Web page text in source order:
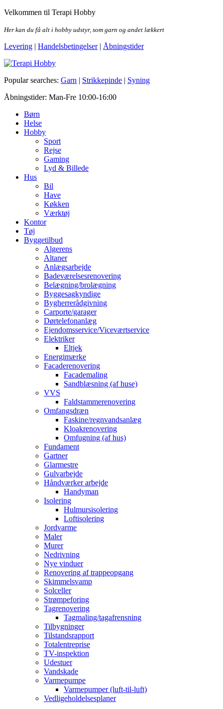
Skip
the
Velkommen til Terapi Hobby
Her kan du få alt i hobby udstyr, som garn og andet lækkert
Levering | Handelsbetingelser| Åbningstider
Terapi Hobby
Popular searches: Garn | Strikkepinde | Syning
Åbningstider: Man-Fre 10:00-16:00
Børn
Helse
Hobby
Sport
Rejse
Gaming
Lyd & Billede
Hus
Bil
Have
Køkken
Værktøj
Kontor
Tøj
Byggetilbud
Algerens
Altaner
Anlægsarbejde
Badeværelsesrenovering
Belægning/brolægning
Byggesagkyndige
Bygherrerådgivning
Carporte/garager
Dørtelefonanlæg
Ejendomsservice/Viceværtservice
Elektriker
Eltjek
Energimærke
Facaderenovering
Facademaling
Sandblæsning (af huse)
VVS
Faldstammerenovering
Omfangsdræn
Faskine/regnvandsanlæg
Kloakrenovering
Omfugning (af hus)
Fundament
Gartner
Glarmestre
Gulvarbejde
Håndværker arbejde
Handyman
Isolering
Hulmursisolering
Loftisolering
Jordvarme
Maler
Murer
Nedrivning
Nye vinduer
Renovering af trappeopgang
Skimmelsvamp
Solceller
Strømpeforing
Tagrenovering
Tagmaling/tagafrensning
Tilbygninger
Tilstandsrapport
Totalentreprise
TV-inspektion
Udestuer
Vandskade
Varmepumpe
Varmepumper (luft-til-luft)
Vedligeholdelsesplaner